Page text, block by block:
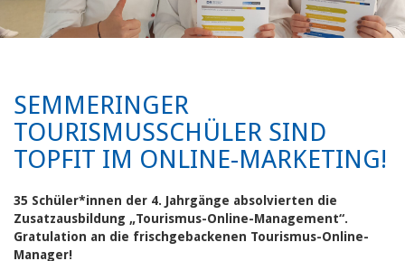
SEMMERINGER
TOURISMUSSCHÜLER SIND
TOPFIT IM ONLINE-MARKETING!
35 Schüler*innen der 4. Jahrgänge absolvierten die
Zusatzausbildung „Tourismus-Online-Management“.
Gratulation an die frischgebackenen Tourismus-Online-
Manager!